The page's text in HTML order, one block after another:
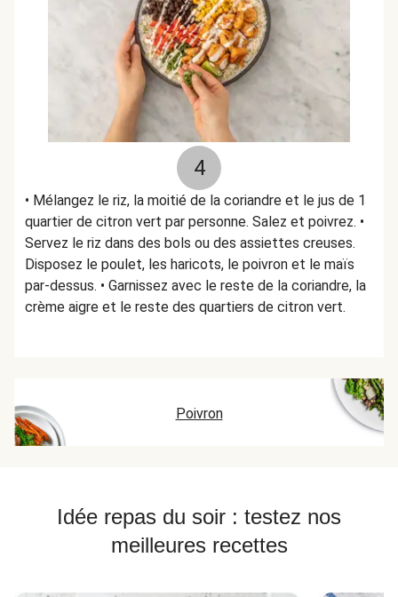
4
• Mélangez le riz, la moitié de la coriandre et le jus de 1
quartier de citron vert par personne. Salez et poivrez. •
Servez le riz dans des bols ou des assiettes creuses.
Disposez le poulet, les haricots, le poivron et le maïs
par-dessus. • Garnissez avec le reste de la coriandre, la
crème aigre et le reste des quartiers de citron vert.
Poivron
Idée repas du soir : testez nos
meilleures recettes